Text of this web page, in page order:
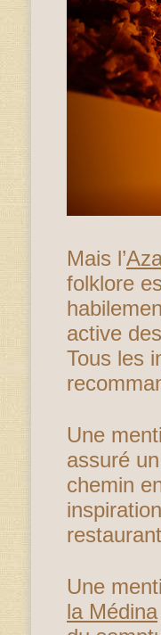
Mais l’
folklore
active
Tous les
Une
assuré
chemin
Une
la Médina